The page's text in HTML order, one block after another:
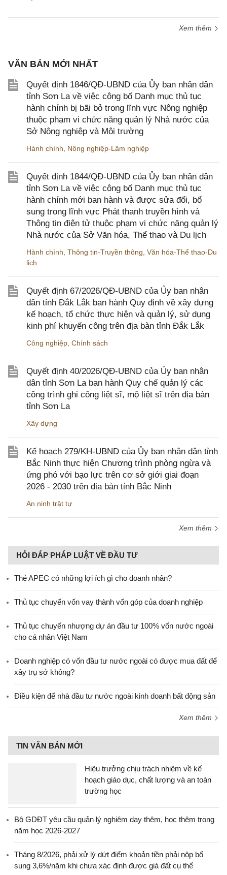
Xem thêm
VĂN BẢN MỚI NHẤT
Quyết định 1846/QĐ-UBND của Ủy ban nhân dân
tỉnh Sơn La về việc công bố Danh mục thủ tục
hành chính bị bãi bỏ trong lĩnh vực Nông nghiệp
thuộc phạm vi chức năng quản lý Nhà nước của
Sở Nông nghiệp và Môi trường
Hành chính Nông nghiệp-Lâm nghiệp
Quyết định 1844/QĐ-UBND của Ủy ban nhân dân
tỉnh Sơn La về việc công bố Danh mục thủ tục
hành chính mới ban hành và được sửa đổi, bổ
sung trong lĩnh vực Phát thanh truyền hình và
Thông tin điện tử thuộc phạm vi chức năng quản lý
Nhà nước của Sở Văn hóa, Thể thao và Du lịch
Hành chính Thông tin-Truyền thông Văn hóa-Thể thao-Du
lịch
Quyết định 67/2026/QĐ-UBND của Ủy ban nhân
dân tỉnh Đắk Lắk ban hành Quy định về xây dựng
kế hoạch, tổ chức thực hiện và quản lý, sử dụng
kinh phí khuyến công trên địa bàn tỉnh Đắk Lắk
Công nghiệp Chính sách
Quyết định 40/2026/QĐ-UBND của Ủy ban nhân
dân tỉnh Sơn La ban hành Quy chế quản lý các
công trình ghi công liệt sĩ, mộ liệt sĩ trên địa bàn
tỉnh Sơn La
Xây dựng
Kế hoạch 279/KH-UBND của Ủy ban nhân dân tỉnh
Bắc Ninh thực hiện Chương trình phòng ngừa và
ứng phó với bạo lực trên cơ sở giới giai đoạn
2026 - 2030 trên địa bàn tỉnh Bắc Ninh
An ninh trật tự
Xem thêm
HỎI ĐÁP PHÁP LUẬT VỀ ĐẦU TƯ
Thẻ APEC có những lợi ích gì cho doanh nhân?
Thủ tục chuyển vốn vay thành vốn góp của doanh nghiệp
Thủ tục chuyển nhượng dự án đầu tư 100% vốn nước ngoài
cho cá nhân Việt Nam
Doanh nghiệp có vốn đầu tư nước ngoài có được mua đất để
xây trụ sở không?
Điều kiện để nhà đầu tư nước ngoài kinh doanh bất động sản
Xem thêm
TIN VĂN BẢN MỚI
Hiệu trưởng chịu trách nhiệm về kế
hoạch giáo dục, chất lượng và an toàn
trường học
Bộ GDĐT yêu cầu quản lý nghiêm dạy thêm, học thêm trong
năm học 2026-2027
Tháng 8/2026, phải xử lý dứt điểm khoản tiền phải nộp bổ
sung 3,6%/năm khi chưa xác định được giá đất cụ thể